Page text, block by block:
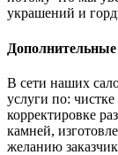
украшений и
Дополнительные
В сети наших
услуги по:
корректировке
камней,
желанию